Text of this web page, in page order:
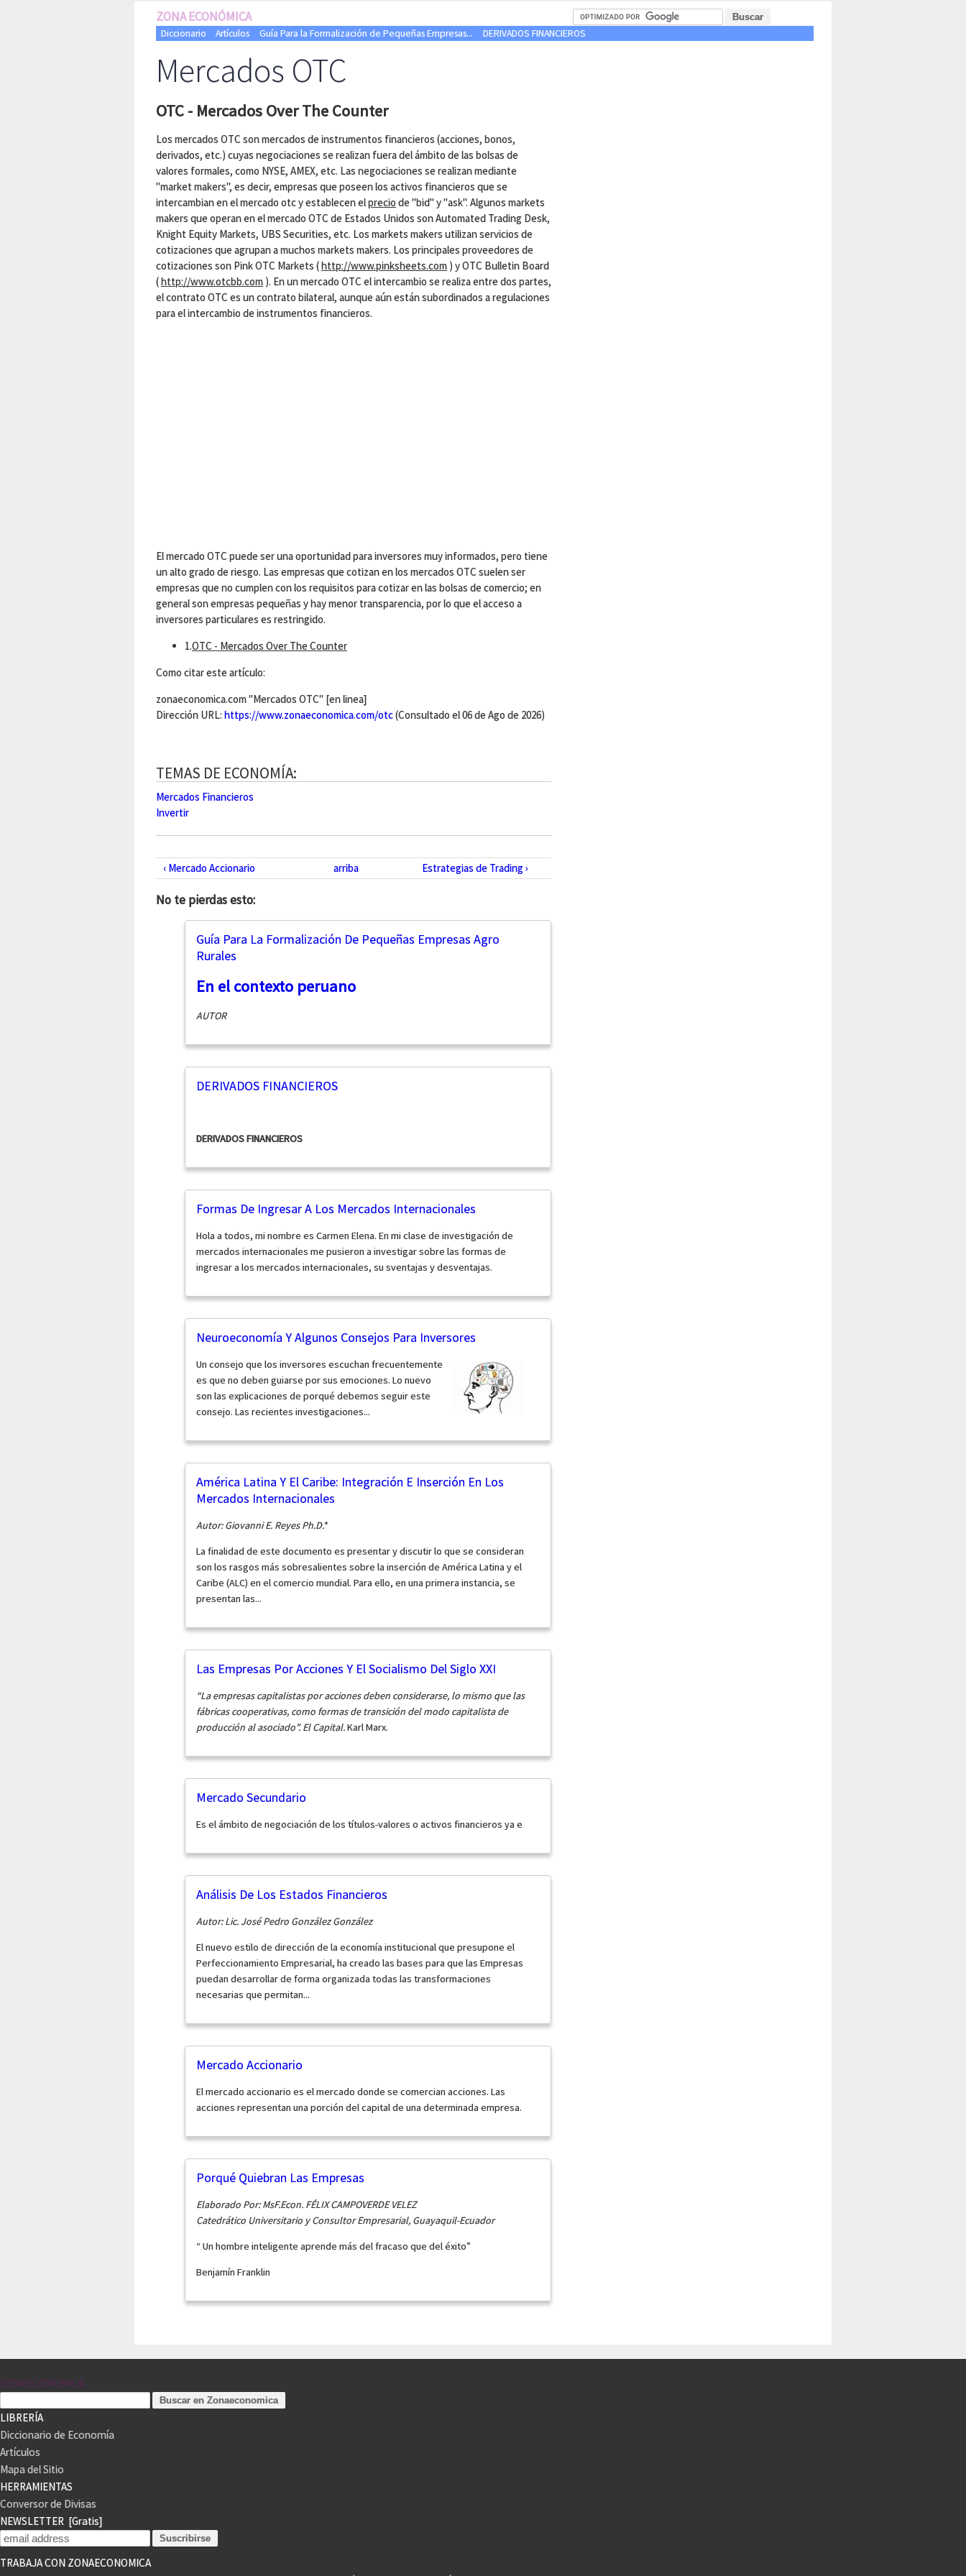
ZONA ECONÓMICA
Diccionario Artículos Guía Para la Formalización de Pequeñas Empresas... DERIVADOS FINANCIEROS
Mercados OTC
OTC - Mercados Over The Counter
Los mercados OTC son mercados de instrumentos financieros (acciones, bonos,
derivados, etc.) cuyas negociaciones se realizan fuera del ámbito de las bolsas de
valores formales, como NYSE, AMEX, etc. Las negociaciones se realizan mediante
"market makers", es decir, empresas que poseen los activos financieros que se
intercambian en el mercado otc y establecen elprecio de "bid" y "ask". Algunos markets
makers que operan en el mercado OTC de Estados Unidos son Automated Trading Desk,
Knight Equity Markets, UBS Securities, etc. Los markets makers utilizan servicios de
cotizaciones que agrupan a muchos markets makers. Los principales proveedores de
cotizaciones son Pink OTC Markets (http://www.pinksheets.com ) y OTC Bulletin Board
(http://www.otcbb.com ). En un mercado OTC el intercambio se realiza entre dos partes,
el contrato OTC es un contrato bilateral, aunque aún están subordinados a regulaciones
para el intercambio de instrumentos financieros.
El mercado OTC puede ser una oportunidad para inversores muy informados, pero tiene
un alto grado de riesgo. Las empresas que cotizan en los mercados OTC suelen ser
empresas que no cumplen con los requisitos para cotizar en las bolsas de comercio; en
general son empresas pequeñas y hay menor transparencia, por lo que el acceso a
inversores particulares es restringido.
1.OTC - Mercados Over The Counter
Como citar este artículo:
zonaeconomica.com "Mercados OTC" [en linea]
Dirección URL: https://www.zonaeconomica.com/otc(Consultado el 06 de Ago de 2026)
TEMAS DE ECONOMÍA:
Mercados Financieros
Invertir
‹ Mercado Accionario arriba Estrategias de Trading ›
No te pierdas esto:
Guía Para La Formalización De Pequeñas Empresas Agro
Rurales
En el contexto peruano
AUTOR
DERIVADOS FINANCIEROS
DERIVADOS FINANCIEROS
Formas De Ingresar A Los Mercados Internacionales
Hola a todos, mi nombre es Carmen Elena. En mi clase de investigación de
mercados internacionales me pusieron a investigar sobre las formas de
ingresar a los mercados internacionales, su sventajas y desventajas.
Neuroeconomía Y Algunos Consejos Para Inversores
Un consejo que los inversores escuchan frecuentemente
es que no deben guiarse por sus emociones. Lo nuevo
son las explicaciones de porqué debemos seguir este
consejo. Las recientes investigaciones...
América Latina Y El Caribe: Integración E Inserción En Los
Mercados Internacionales
Autor: Giovanni E. Reyes Ph.D.*
La finalidad de este documento es presentar y discutir lo que se consideran
son los rasgos más sobresalientes sobre la inserción de América Latina y el
Caribe (ALC) en el comercio mundial. Para ello, en una primera instancia, se
presentan las...
Las Empresas Por Acciones Y El Socialismo Del Siglo XXI
“La empresas capitalistas por acciones deben considerarse, lo mismo que las
fábricas cooperativas, como formas de transición del modo capitalista de
producción al asociado”. El Capital.Karl Marx.
Mercado Secundario
Es el ámbito de negociación de los títulos-valores o activos financieros ya e
Análisis De Los Estados Financieros
Autor: Lic. José Pedro González González
El nuevo estilo de dirección de la economía institucional que presupone el
Perfeccionamiento Empresarial, ha creado las bases para que las Empresas
puedan desarrollar de forma organizada todas las transformaciones
necesarias que permitan...
Mercado Accionario
El mercado accionario es el mercado donde se comercian acciones. Las
acciones representan una porción del capital de una determinada empresa.
Porqué Quiebran Las Empresas
Elaborado Por: MsF.Econ. FÉLIX CAMPOVERDE VELEZ
Catedrático Universitario y Consultor Empresarial, Guayaquil-Ecuador
“ Un hombre inteligente aprende más del fracaso que del éxito”
Benjamín Franklin
ZONAECONOMICA
LIBRERÍA
Diccionario de Economía
Artículos
Mapa del Sitio
HERRAMIENTAS
Conversor de Divisas
NEWSLETTER [Gratis]
TRABAJA CON ZONAECONOMICA